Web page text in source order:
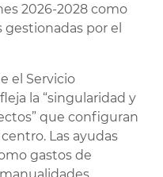
2026-2028 como
por el
el Servicio
la “singularidad y
que configuran
Las ayudas
gastos de